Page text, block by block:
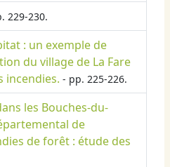
229-230.
: un exemple de
du village de La Fare
incendies. - pp. 225-226.
les Bouches-du-
de
de forêt : étude des